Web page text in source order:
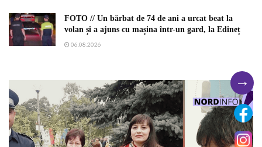
FOTO // Un bărbat de 74 de ani a urcat beat la
volan și a ajuns cu mașina într-un gard, la Edineț
06.08.2026
→